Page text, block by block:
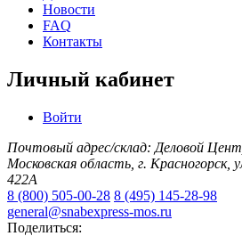
Новости
FAQ
Контакты
Личный кабинет
Войти
Почтовый адрес/склад: Деловой
Московская область, г. Красногорск,
422А
8 (800) 505-00-28 8 (495) 145-28-98
general@snabexpress-mos.ru
Поделиться: